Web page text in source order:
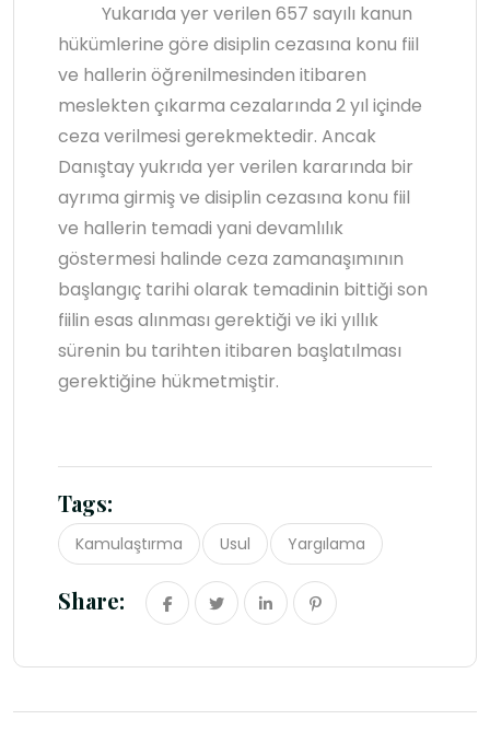
Yukarıda yer verilen 657 sayılı kanun
hükümlerine göre disiplin cezasına konu fiil
ve hallerin öğrenilmesinden itibaren
meslekten çıkarma cezalarında 2 yıl içinde
ceza verilmesi gerekmektedir. Ancak
Danıştay yukrıda yer verilen kararında bir
ayrıma girmiş ve disiplin cezasına konu fiil
ve hallerin temadi yani devamlılık
göstermesi halinde ceza zamanaşımının
başlangıç tarihi olarak temadinin bittiği son
fiilin esas alınması gerektiği ve iki yıllık
sürenin bu tarihten itibaren başlatılması
gerektiğine hükmetmiştir.
Tags:
Kamulaştırma Usul Yargılama
Share: